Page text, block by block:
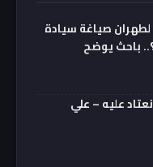
لطهران صياغة سيادة
باحث يوضح
عليه – علي